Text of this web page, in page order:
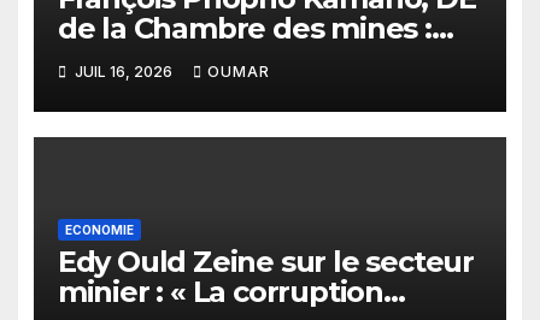
de la Chambre des mines :
« la Guinée est aujourd’hui la
meilleure des destinations »
JUIL 16, 2026 OUMAR
ECONOMIE
Edy Ould Zeine sur le secteur
minier : « La corruption